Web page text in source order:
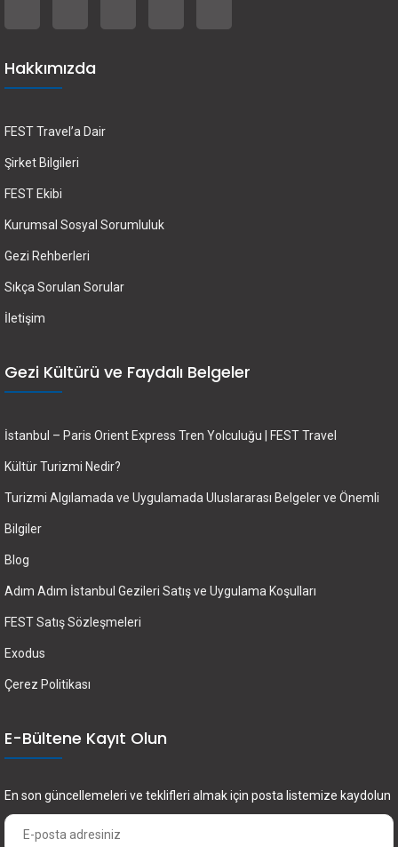
Hakkımızda
FEST Travel’a Dair
Şirket Bilgileri
FEST Ekibi
Kurumsal Sosyal Sorumluluk
Gezi Rehberleri
Sıkça Sorulan Sorular
İletişim
Gezi Kültürü ve Faydalı Belgeler
İstanbul – Paris Orient Express Tren Yolculuğu | FEST Travel
Kültür Turizmi Nedir?
Turizmi Algılamada ve Uygulamada Uluslararası Belgeler ve Önemli
Bilgiler
Blog
Adım Adım İstanbul Gezileri Satış ve Uygulama Koşulları
FEST Satış Sözleşmeleri
Exodus
Çerez Politikası
E-Bültene Kayıt Olun
En son güncellemeleri ve teklifleri almak için posta listemize kaydolun